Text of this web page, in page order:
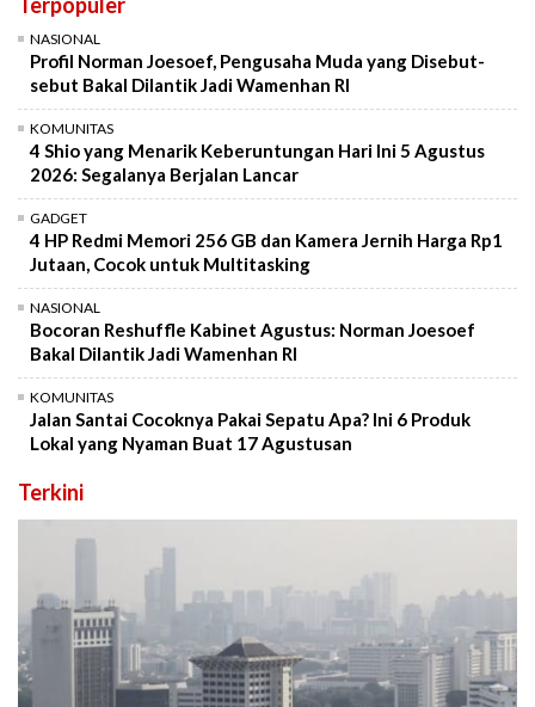
NASIONAL
Profil Norman Joesoef, Pengusaha Muda yang Disebut-
sebut Bakal Dilantik Jadi Wamenhan RI
KOMUNITAS
4 Shio yang Menarik Keberuntungan Hari Ini 5 Agustus
2026: Segalanya Berjalan Lancar
GADGET
4 HP Redmi Memori 256 GB dan Kamera Jernih Harga Rp1
Jutaan, Cocok untuk Multitasking
NASIONAL
Bocoran Reshuffle Kabinet Agustus: Norman Joesoef
Bakal Dilantik Jadi Wamenhan RI
KOMUNITAS
Jalan Santai Cocoknya Pakai Sepatu Apa? Ini 6 Produk
Lokal yang Nyaman Buat 17 Agustusan
Terkini